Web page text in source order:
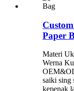
Paper
Materi
Werna
saiki sing
kepenak